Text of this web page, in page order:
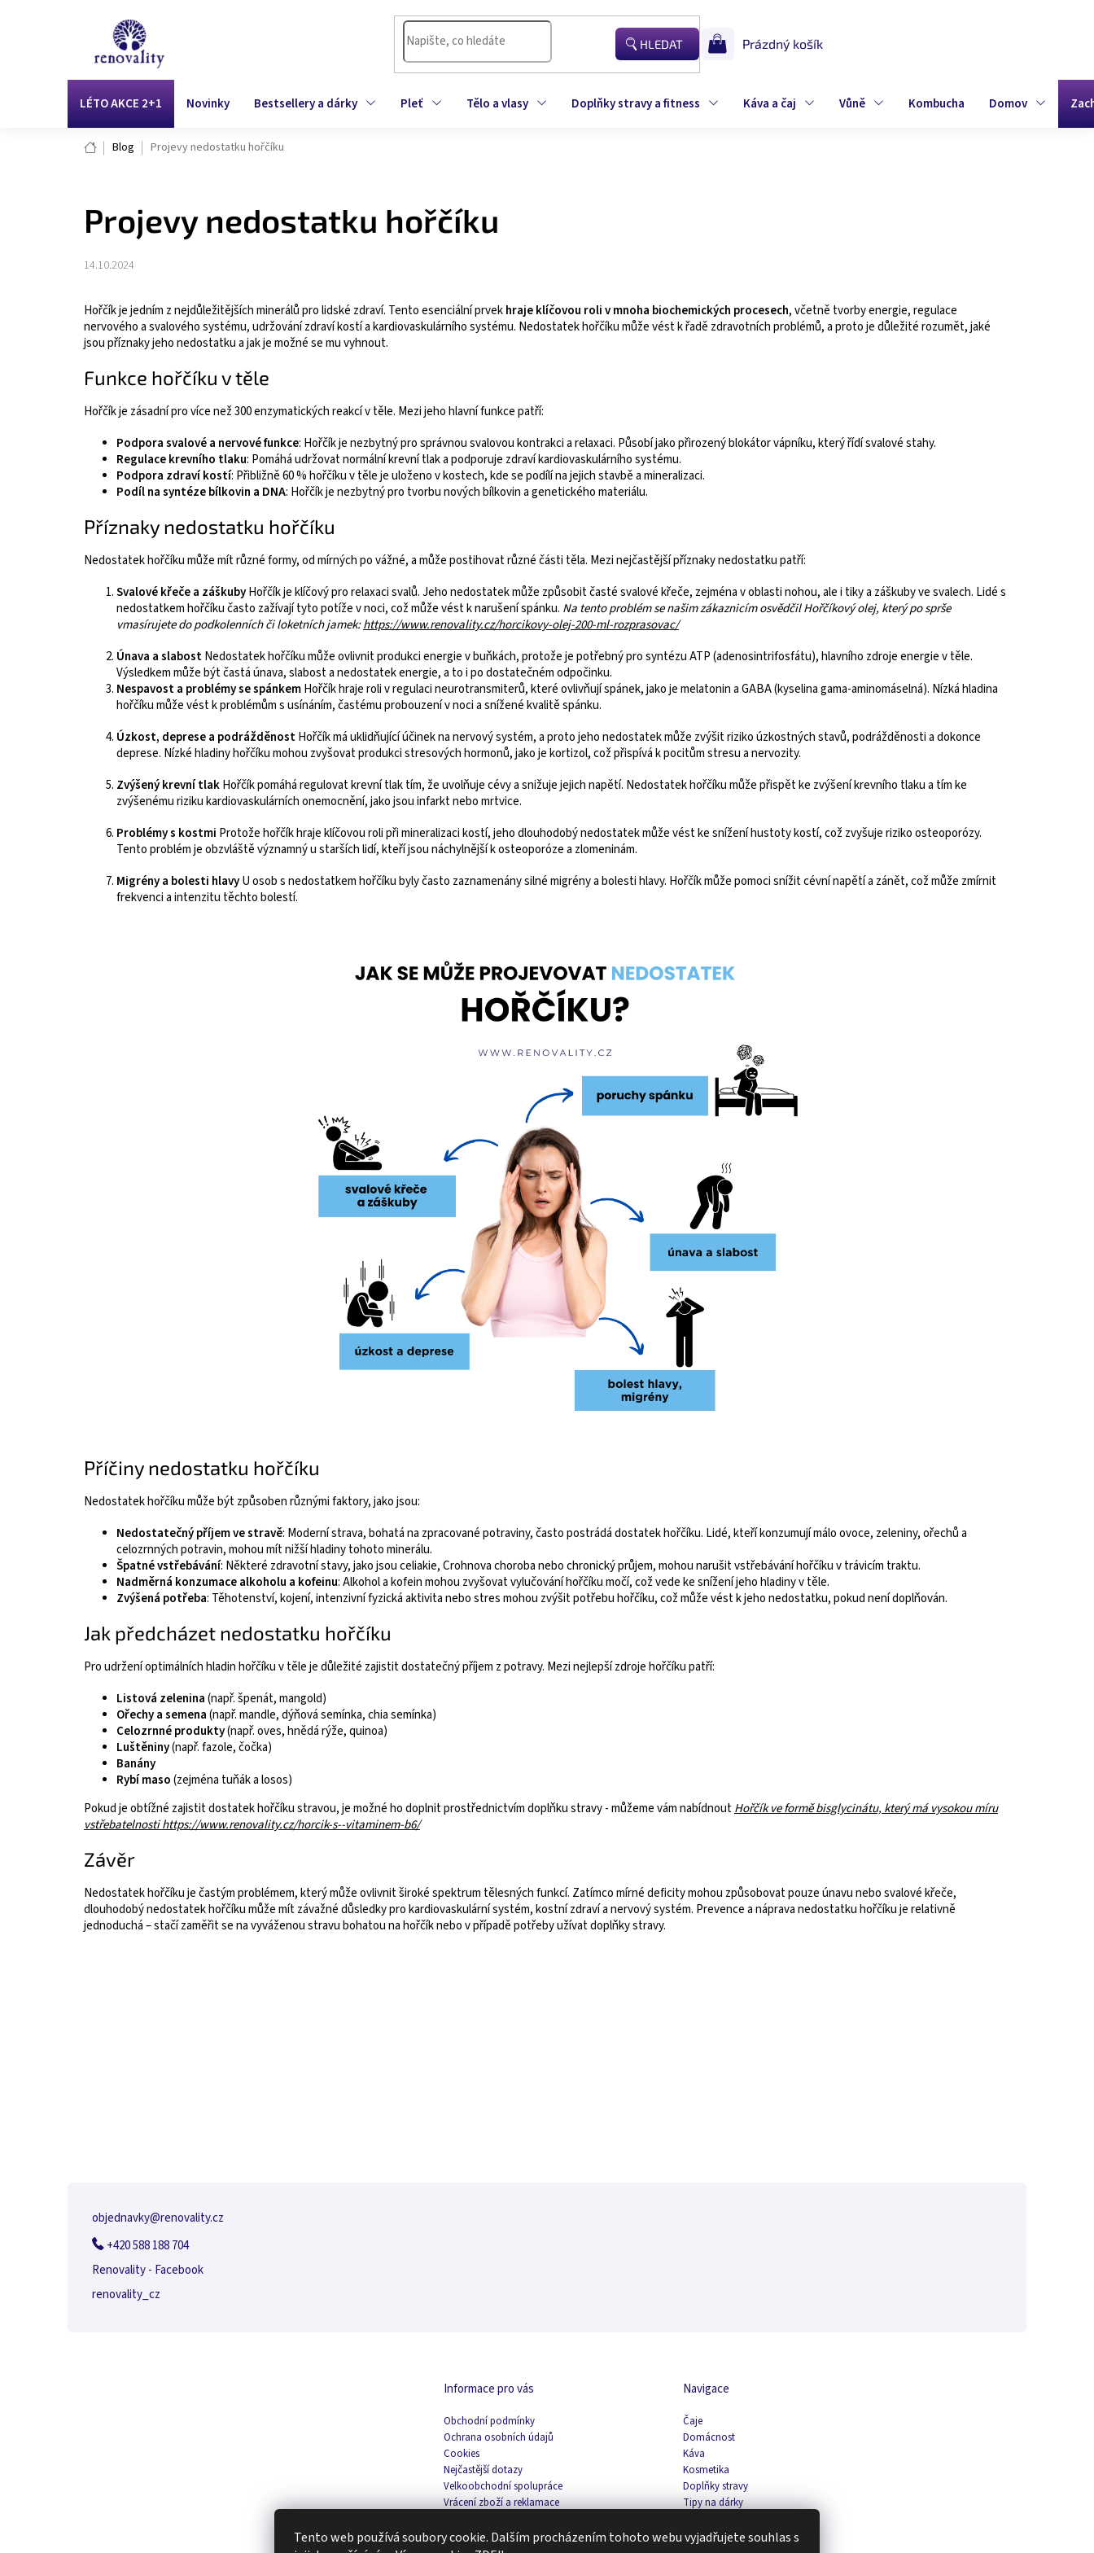
Tento web používá soubory cookie. Dalším procházením tohoto webu vyjadřujete souhlas s
HLEDAT
NÁKUPNÍ
Prázdný košík
LÉTO AKCE 2+1 Novinky Bestsellery a dárky Pleť Tělo a vlasy Doplňky stravy a fitness Káva a čaj Vůně Kombucha Domov
DomůBlog Projevy nedostatku hořčíku
Projevy nedostatku hořčíku
14.10.2024
Hořčík je jedním z nejdůležitějších minerálů pro lidské zdraví. Tento esenciální prvekhraje klíčovou roli v mnoha biochemických procesech, včetně tvorby energie, regulace
nervového a svalového systému, udržování zdraví kostí a kardiovaskulárního systému. Nedostatek hořčíku může vést k řadě zdravotních problémů, a proto je důležité rozumět, jaké
jsou příznaky jeho nedostatku a jak je možné se mu vyhnout.
Funkce hořčíku v těle
Hořčík je zásadní pro více než 300 enzymatických reakcí v těle. Mezi jeho hlavní funkce patří:
Podpora svalové a nervové funkce: Hořčík je nezbytný pro správnou svalovou kontrakci a relaxaci. Působí jako přirozený blokátor vápníku, který řídí svalové stahy.
Regulace krevního tlaku: Pomáhá udržovat normální krevní tlak a podporuje zdraví kardiovaskulárního systému.
Podpora zdraví kostí: Přibližně 60 % hořčíku v těle je uloženo v kostech, kde se podílí na jejich stavbě a mineralizaci.
Podíl na syntéze bílkovin a DNA: Hořčík je nezbytný pro tvorbu nových bílkovin a genetického materiálu.
Příznaky nedostatku hořčíku
Nedostatek hořčíku může mít různé formy, od mírných po vážné, a může postihovat různé části těla. Mezi nejčastější příznaky nedostatku patří:
Svalové křeče a záškubyHořčík je klíčový pro relaxaci svalů. Jeho nedostatek může způsobit časté svalové křeče, zejména v oblasti nohou, ale i tiky a záškuby ve svalech. Lidé s
nedostatkem hořčíku často zažívají tyto potíže v noci, což může vést k narušení spánku. Na tento problém se našim zákaznicím osvědčil Hořčíkový olej, který po sprše
vmasírujete do podkolenních či loketních jamek:https://www.renovality.cz/horcikovy-olej-200-ml-rozprasovac/
Únava a slabostNedostatek hořčíku může ovlivnit produkci energie v buňkách, protože je potřebný pro syntézu ATP (adenosintrifosfátu), hlavního zdroje energie v těle.
Výsledkem může být častá únava, slabost a nedostatek energie, a to i po dostatečném odpočinku.
Nespavost a problémy se spánkemHořčík hraje roli v regulaci neurotransmiterů, které ovlivňují spánek, jako je melatonin a GABA (kyselina gama-aminomáselná). Nízká hladina
hořčíku může vést k problémům s usínáním, častému probouzení v noci a snížené kvalitě spánku.
Úzkost, deprese a podrážděnostHořčík má uklidňující účinek na nervový systém, a proto jeho nedostatek může zvýšit riziko úzkostných stavů, podrážděnosti a dokonce
deprese. Nízké hladiny hořčíku mohou zvyšovat produkci stresových hormonů, jako je kortizol, což přispívá k pocitům stresu a nervozity.
Zvýšený krevní tlakHořčík pomáhá regulovat krevní tlak tím, že uvolňuje cévy a snižuje jejich napětí. Nedostatek hořčíku může přispět ke zvýšení krevního tlaku a tím ke
zvýšenému riziku kardiovaskulárních onemocnění, jako jsou infarkt nebo mrtvice.
Problémy s kostmi Protože hořčík hraje klíčovou roli při mineralizaci kostí, jeho dlouhodobý nedostatek může vést ke snížení hustoty kostí, což zvyšuje riziko osteoporózy.
Tento problém je obzvláště významný u starších lidí, kteří jsou náchylnější k osteoporóze a zlomeninám.
Migrény a bolesti hlavyU osob s nedostatkem hořčíku byly často zaznamenány silné migrény a bolesti hlavy. Hořčík může pomoci snížit cévní napětí a zánět, což může zmírnit
frekvenci a intenzitu těchto bolestí.
Příčiny nedostatku hořčíku
Nedostatek hořčíku může být způsoben různými faktory, jako jsou:
Nedostatečný příjem ve stravě: Moderní strava, bohatá na zpracované potraviny, často postrádá dostatek hořčíku. Lidé, kteří konzumují málo ovoce, zeleniny, ořechů a
celozrnných potravin, mohou mít nižší hladiny tohoto minerálu.
Špatné vstřebávání: Některé zdravotní stavy, jako jsou celiakie, Crohnova choroba nebo chronický průjem, mohou narušit vstřebávání hořčíku v trávicím traktu.
Nadměrná konzumace alkoholu a kofeinu: Alkohol a kofein mohou zvyšovat vylučování hořčíku močí, což vede ke snížení jeho hladiny v těle.
Zvýšená potřeba: Těhotenství, kojení, intenzivní fyzická aktivita nebo stres mohou zvýšit potřebu hořčíku, což může vést k jeho nedostatku, pokud není doplňován.
Jak předcházet nedostatku hořčíku
Pro udržení optimálních hladin hořčíku v těle je důležité zajistit dostatečný příjem z potravy. Mezi nejlepší zdroje hořčíku patří:
Listová zelenina(např. špenát, mangold)
Ořechy a semena(např. mandle, dýňová semínka, chia semínka)
Celozrnné produkty(např. oves, hnědá rýže, quinoa)
Luštěniny(např. fazole, čočka)
Banány
Rybí maso(zejména tuňák a losos)
Pokud je obtížné zajistit dostatek hořčíku stravou, je možné ho doplnit prostřednictvím doplňku stravy - můžeme vám nabídnoutHořčík ve formě bisglycinátu, který má vysokou míru
vstřebatelnosti https://www.renovality.cz/horcik-s--vitaminem-b6/
Závěr
Nedostatek hořčíku je častým problémem, který může ovlivnit široké spektrum tělesných funkcí. Zatímco mírné deficity mohou způsobovat pouze únavu nebo svalové křeče,
dlouhodobý nedostatek hořčíku může mít závažné důsledky pro kardiovaskulární systém, kostní zdraví a nervový systém. Prevence a náprava nedostatku hořčíku je relativně
jednoduchá – stačí zaměřit se na vyváženou stravu bohatou na hořčík nebo v případě potřeby užívat doplňky stravy.
Informace pro vás
Obchodní podmínky
Ochrana osobních údajů
Cookies
Nejčastější dotazy
Velkoobchodní spolupráce
Vrácení zboží a reklamace
Blog
Navigace
Čaje
Domácnost
Káva
Kosmetika
Doplňky stravy
Tipy na dárky
objednavky@renovality.cz
+420 588 188 704
Renovality - Facebook
renovality_cz